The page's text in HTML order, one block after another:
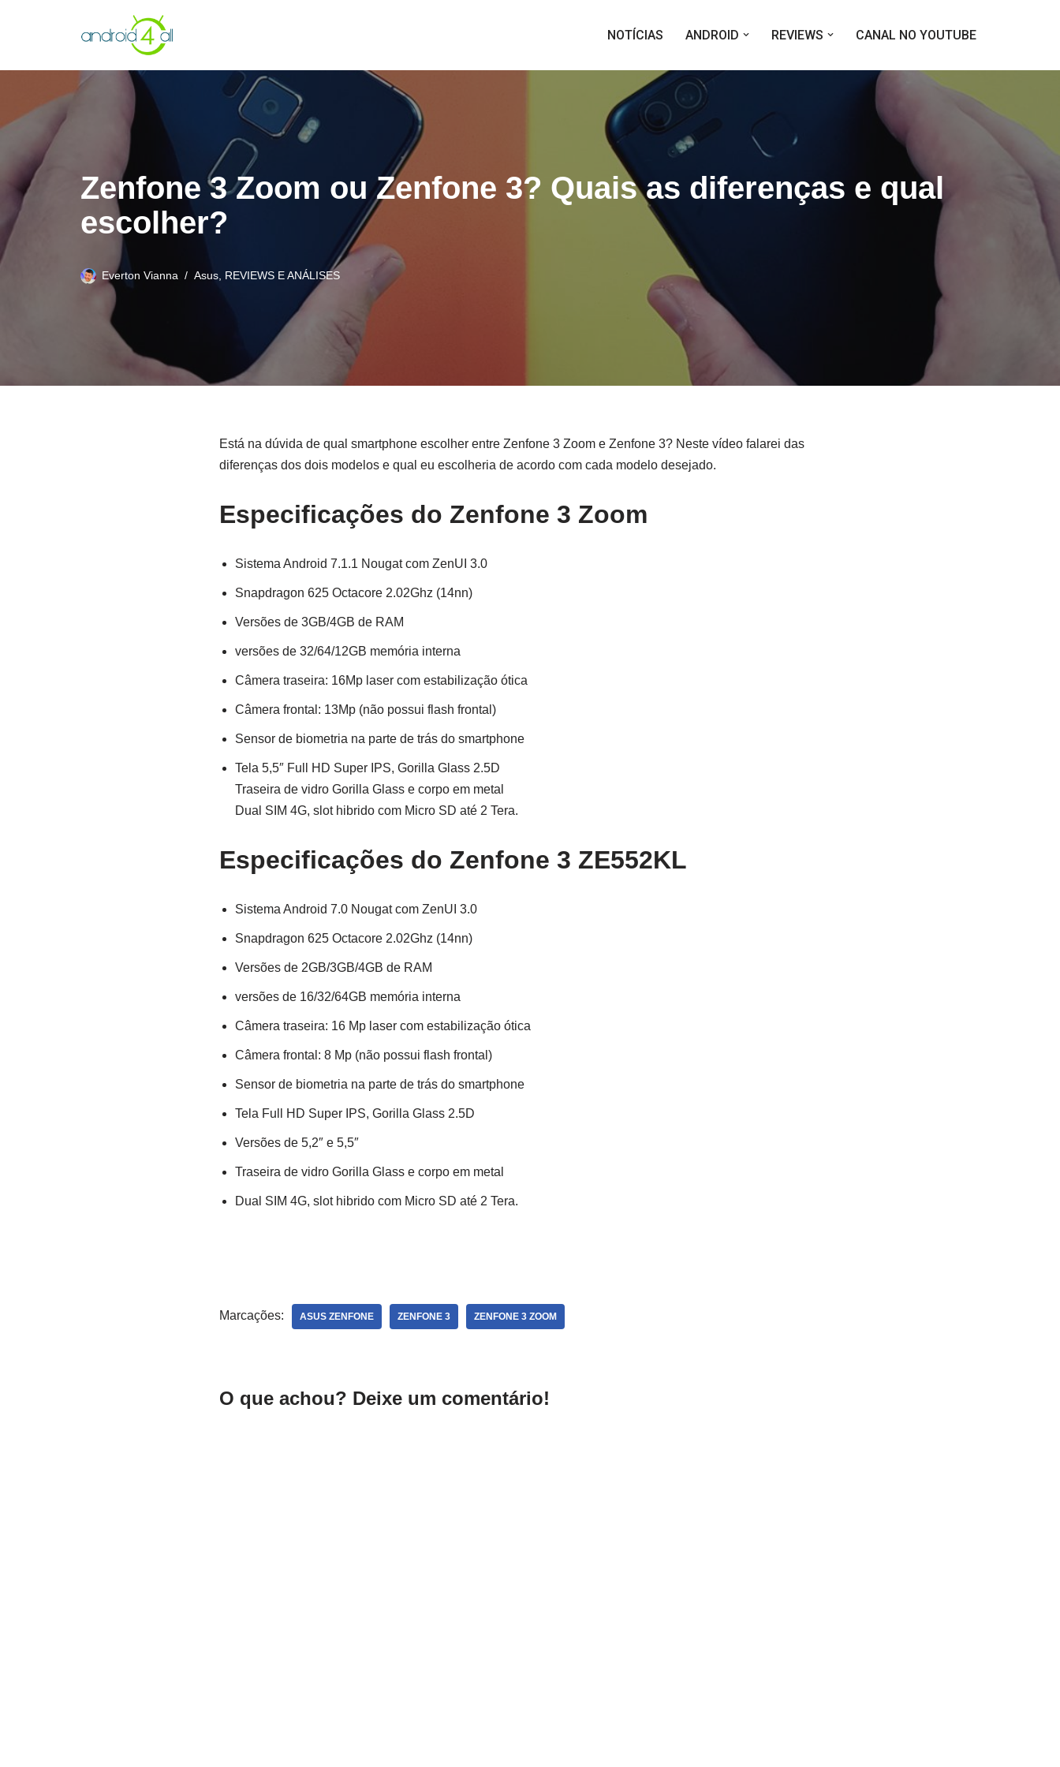
conteúdo
NOTÍCIAS ANDROID REVIEWS CANAL NO YOUTUBE
Zenfone 3 Zoom ou Zenfone 3? Quais as diferenças e qual
escolher?
Everton Vianna Asus REVIEWS E ANÁLISES
Está na dúvida de qual smartphone escolher entre Zenfone 3 Zoom e Zenfone 3? Neste vídeo falarei das
diferenças dos dois modelos e qual eu escolheria de acordo com cada modelo desejado.
Especificações do Zenfone 3 Zoom
Sistema Android 7.1.1 Nougat com ZenUI 3.0
Snapdragon 625 Octacore 2.02Ghz (14nn)
Versões de 3GB/4GB de RAM
versões de 32/64/12GB memória interna
Câmera traseira: 16Mp laser com estabilização ótica
Câmera frontal: 13Mp (não possui flash frontal)
Sensor de biometria na parte de trás do smartphone
Tela 5,5″ Full HD Super IPS, Gorilla Glass 2.5D
Traseira de vidro Gorilla Glass e corpo em metal
Dual SIM 4G, slot hibrido com Micro SD até 2 Tera.
Especificações do Zenfone 3 ZE552KL
Sistema Android 7.0 Nougat com ZenUI 3.0
Snapdragon 625 Octacore 2.02Ghz (14nn)
Versões de 2GB/3GB/4GB de RAM
versões de 16/32/64GB memória interna
Câmera traseira: 16 Mp laser com estabilização ótica
Câmera frontal: 8 Mp (não possui flash frontal)
Sensor de biometria na parte de trás do smartphone
Tela Full HD Super IPS, Gorilla Glass 2.5D
Versões de 5,2″ e 5,5″
Traseira de vidro Gorilla Glass e corpo em metal
Dual SIM 4G, slot hibrido com Micro SD até 2 Tera.
Marcações: ASUS ZENFONE ZENFONE 3 ZENFONE 3 ZOOM
O que achou? Deixe um comentário!